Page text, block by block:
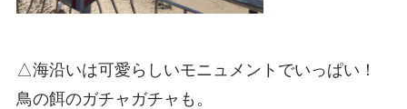
△海沿いは可愛らしいモニュメントでいっぱい！
鳥の餌のガチャガチャも。